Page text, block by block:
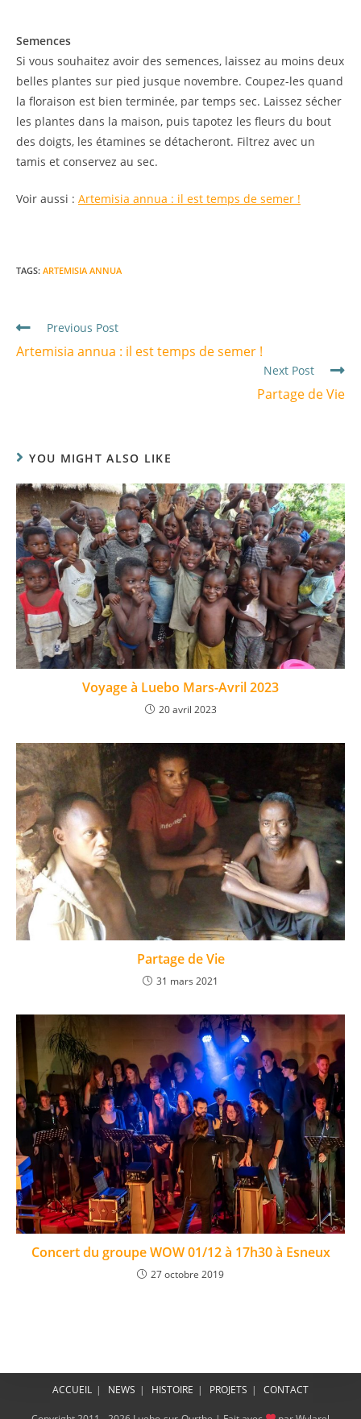
Semences
Si vous souhaitez avoir des semences, laissez au moins deux
belles plantes sur pied jusque novembre. Coupez-les quand
la floraison est bien terminée, par temps sec. Laissez sécher
les plantes dans la maison, puis tapotez les fleurs du bout
des doigts, les étamines se détacheront. Filtrez avec un
tamis et conservez au sec.
Voir aussi : Artemisia annua : il est temps de semer !
TAGS: ARTEMISIA ANNUA
Previous Post
Artemisia annua : il est temps de semer !
Next Post
Partage de Vie
YOU MIGHT ALSO LIKE
Voyage à Luebo Mars-Avril 2023
20 avril 2023
Partage de Vie
31 mars 2021
Concert du groupe WOW 01/12 à 17h30 à Esneux
27 octobre 2019
ACCUEIL NEWS HISTOIRE PROJETS CONTACT